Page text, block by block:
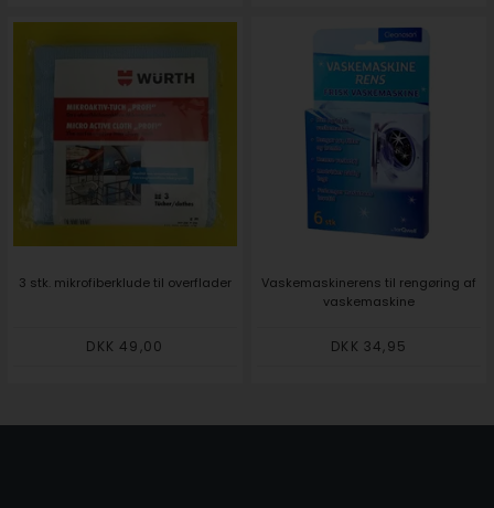
3 stk. mikrofiberklude til overflader
DKK 49,00
Vaskemaskinerens til rengøring af
vaskemaskine
DKK 34,95